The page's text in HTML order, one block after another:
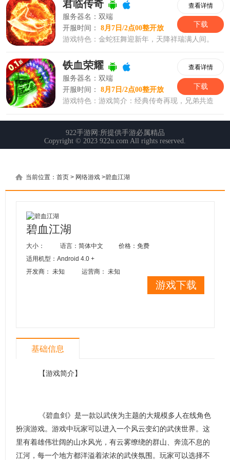
当前位置： 首页 > 网络游戏 >碧血江湖
碧血江湖
大小： 语言：简体中文
价格：免费
适用机型：Android 4.0 +
开发商： 未知
运营商： 未知
游戏下载
基础信息
【游戏简介】
《碧血剑》是一款以武侠为主题的大规模多人在线角色
扮演游戏。游戏中玩家可以进入一个风云变幻的武侠世界。这
里有着雄伟壮阔的山水风光，有云雾缭绕的群山、奔流不息的
江河，每一个地方都洋溢着浓浓的武侠氛围。玩家可以选择不